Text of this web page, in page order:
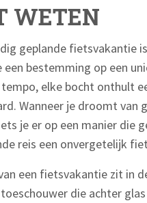
WETEN
geplande fietsvakantie
bestemming op een
elke bocht onthult
Wanneer je droomt
je er op een manier die
reis een onvergetelijk
een fietsvakantie zit in
die achter